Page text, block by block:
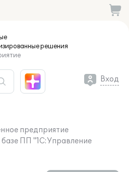
решения
Вход
предприятие
ПП "1С:Управление